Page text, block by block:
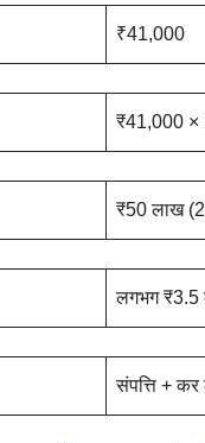
₹41,000
₹41,000 ×
₹50 लाख
लगभग ₹3.5
संपत्ति + कर